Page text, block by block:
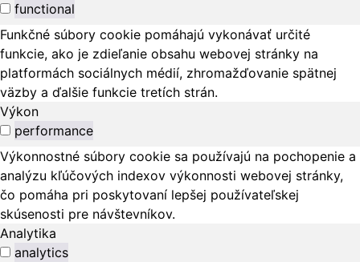
functional
Funkčné súbory cookie pomáhajú vykonávať určité
funkcie, ako je zdieľanie obsahu webovej stránky na
platformách sociálnych médií, zhromažďovanie spätnej
väzby a ďalšie funkcie tretích strán.
Výkon
performance
Výkonnostné súbory cookie sa používajú na pochopenie a
analýzu kľúčových indexov výkonnosti webovej stránky,
čo pomáha pri poskytovaní lepšej používateľskej
skúsenosti pre návštevníkov.
Analytika
analytics